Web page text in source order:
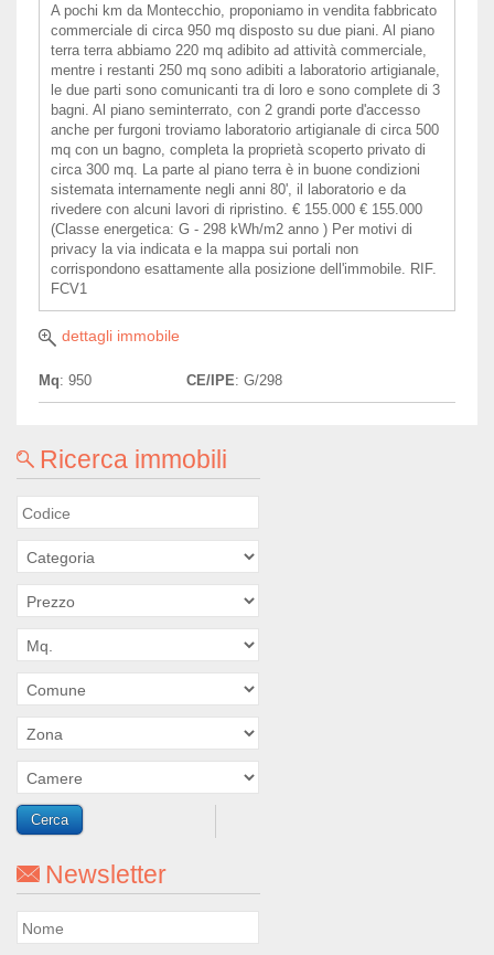
A pochi km da Montecchio, proponiamo in vendita fabbricato
commerciale di circa 950 mq disposto su due piani. Al piano
terra terra abbiamo 220 mq adibito ad attività commerciale,
mentre i restanti 250 mq sono adibiti a laboratorio artigianale,
le due parti sono comunicanti tra di loro e sono complete di 3
bagni. Al piano seminterrato, con 2 grandi porte d'accesso
anche per furgoni troviamo laboratorio artigianale di circa 500
mq con un bagno, completa la proprietà scoperto privato di
circa 300 mq. La parte al piano terra è in buone condizioni
sistemata internamente negli anni 80', il laboratorio e da
rivedere con alcuni lavori di ripristino. € 155.000 € 155.000
(Classe energetica: G - 298 kWh/m2 anno ) Per motivi di
privacy la via indicata e la mappa sui portali non
corrispondono esattamente alla posizione dell'immobile. RIF.
FCV1
dettagli immobile
Mq: 950 CE/IPE: G/298
Ricerca immobili
Newsletter